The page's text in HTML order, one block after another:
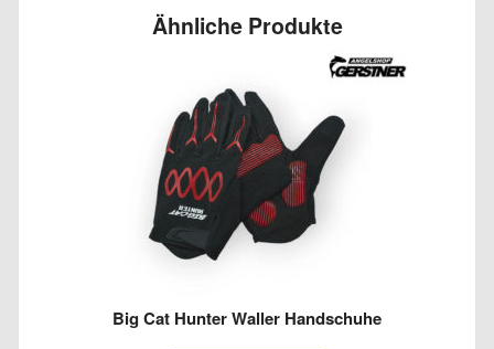
Ähnliche Produkte
Big Cat Hunter Waller Handschuhe